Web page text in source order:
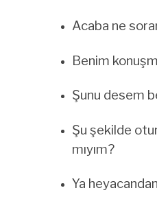
Acaba ne
Benim
Şunu desem
Şu şekilde
mıyım?
Ya